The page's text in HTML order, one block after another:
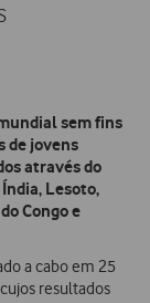
sem fins
de jovens
através do
Lesoto,
Congo e
a cabo em 25
resultados